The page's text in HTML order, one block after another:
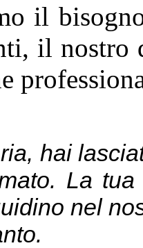
il
il nostro
hai
La
nel